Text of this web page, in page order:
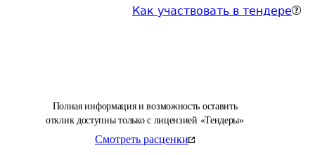
Как участвовать в тендере
Полная информация и возможность оставить
отклик доступны только с лицензией «Тендеры»
Смотреть расценки